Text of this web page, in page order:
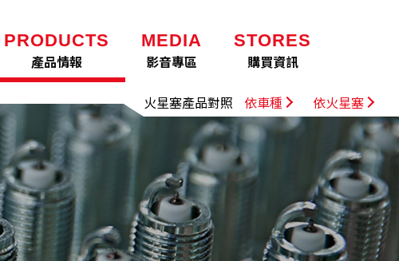
PRODUCTS
產品情報
MEDIA
影音專區
STORES
購買資訊
火星塞產品對照 依車種 依火星塞